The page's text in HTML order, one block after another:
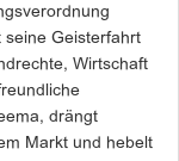
seine Geisterfahrt
Wirtschaft
drängt
Markt und hebelt